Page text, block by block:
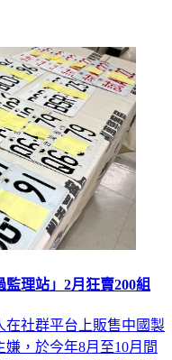
理站」2月狂賣200組
在社群平台上販售中國製
，於今年8月至10月間